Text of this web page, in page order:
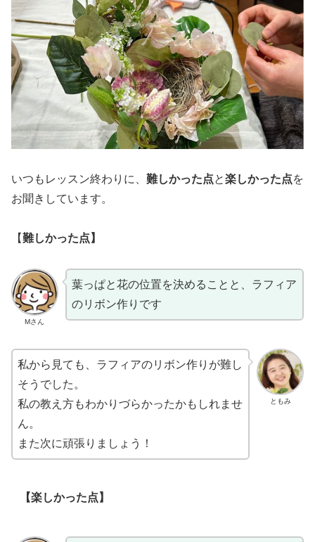
いつもレッスン終わりに、 難しかった点と楽しかった点を
お聞きしています。
【難しかった点】
Mさん
葉っぱと花の位置を決めることと、ラフィア
のリボン作りです
ともみ
私から見ても、ラフィアのリボン作りが難し
そうでした。
私の教え方もわかりづらかったかもしれませ
ん。
また次に頑張りましょう！
【楽しかった点】